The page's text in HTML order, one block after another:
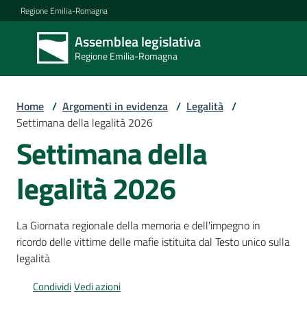
Vai al contenuto
Vai alla navigazione
Vai al footer
Regione Emilia-Romagna
Assemblea legislativa
Regione Emilia-Romagna
Assemblea
legislativa
Regione Emilia-
Assemblea
Attività
Argomenti
Home / Argomenti in evidenza / Legalità /
Settimana della legalità 2026
Settimana della
legalità 2026
La Giornata regionale della memoria e dell'impegno in
ricordo delle vittime delle mafie istituita dal Testo unico sulla
legalità
CondividiVedi azioni